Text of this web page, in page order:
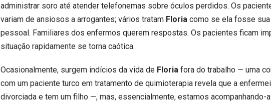
administrar soro até atender telefonemas sobre óculos perdidos. Os
variam de ansiosos a arrogantes; vários tratam Floria como se ela fosse
pessoal. Familiares dos enfermos querem respostas. Os pacientes ficam
situação rapidamente se torna caótica.
Ocasionalmente, surgem indícios da vida de Floria fora do trabalho — uma
com um paciente turco em tratamento de quimioterapia revela que a
divorciada e tem um filho —, mas, essencialmente, estamos acompanhando-